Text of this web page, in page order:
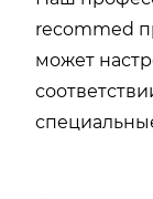
recommed
может